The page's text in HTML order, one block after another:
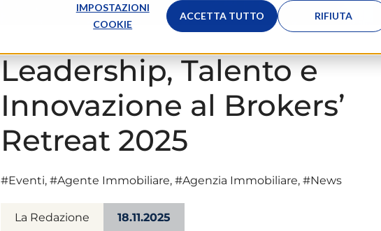
IMPOSTAZIONI
COOKIE
ACCETTA TUTTO RIFIUTA
Leadership, Talento e
Innovazione al Brokers’
Retreat 2025
#Eventi, #Agente Immobiliare, #Agenzia Immobiliare, #News
La Redazione 18.11.2025